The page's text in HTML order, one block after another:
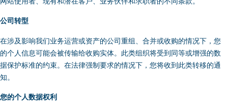
公司转型
在涉及影响我们业务运营或资产的公司重组、合并或收购的情况下，您
的个人信息可能会被传输给收购实体。此类组织将受到同等或增强的数
据保护标准的约束。在法律强制要求的情况下，您将收到此类转移的通
知。
您的个人数据权利